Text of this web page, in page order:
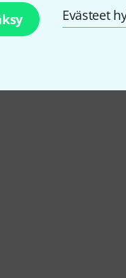
Evästeet